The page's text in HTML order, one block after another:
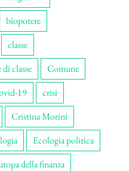
biopotere
classe
classe
Comune
19
crisi
Cristina Morini
Ecologia politica
della finanza